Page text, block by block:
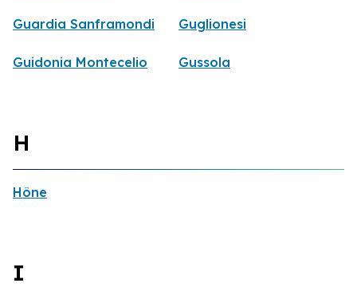
Guardia Sanframondi Guglionesi
Guidonia Montecelio Gussola
H
Hône
I